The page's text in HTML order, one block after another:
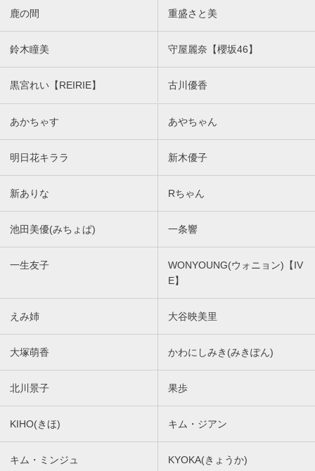
鹿の間 重盛さと美
鈴木瞳美 守屋麗奈【櫻坂46】
黒宮れい【REIRIE】 古川優香
あかちゃす あやちゃん
明日花キララ 新木優子
新ありな Rちゃん
池田美優(みちょぱ) 一条響
一生友子
WONYOUNG(ウォニョン)【IV
E】
えみ姉 大谷映美里
大塚萌香 かわにしみき(みきぽん)
北川景子 果歩
KIHO(きほ) キム・ジアン
キム・ミンジュ KYOKA(きょうか)